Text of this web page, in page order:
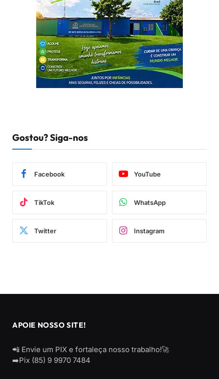
Gostou? Siga-nos
Facebook YouTube
TikTok WhatsApp
Twitter Instagram
APOIE NOSSO SITE!
📲 Envie um PIX e fortaleça nosso trabalho!🚀
➡️Pix (85) 9 9970 7484